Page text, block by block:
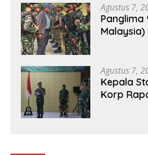
Agustus 7,
Panglima
Malaysia)
Agustus 7,
Kepala
Korp